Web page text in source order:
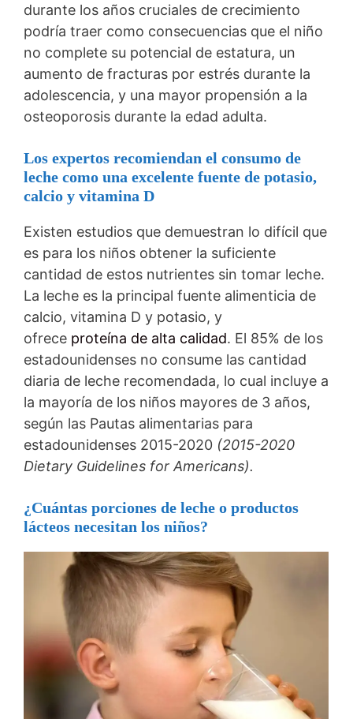
durante los años cruciales de crecimiento
podría traer como consecuencias que el niño
no complete su potencial de estatura, un
aumento de fracturas por estrés durante la
adolescencia, y una mayor propensión a la
osteoporosis durante la edad adulta.
Los expertos recomiendan el consumo de
leche como una excelente fuente de potasio,
calcio y vitamina D
Existen estudios que demuestran lo difícil que
es para los niños obtener la suficiente
cantidad de estos nutrientes sin tomar leche.
La leche es la principal fuente alimenticia de
calcio, vitamina D y potasio, y
ofrece proteína de alta calidad. El 85% de los
estadounidenses no consume las cantidad
diaria de leche recomendada, lo cual incluye a
la mayoría de los niños mayores de 3 años,
según las Pautas alimentarias para
estadounidenses 2015-2020 (2015-2020
Dietary Guidelines for Americans).
¿Cuántas porciones de leche o productos
lácteos necesitan los niños?